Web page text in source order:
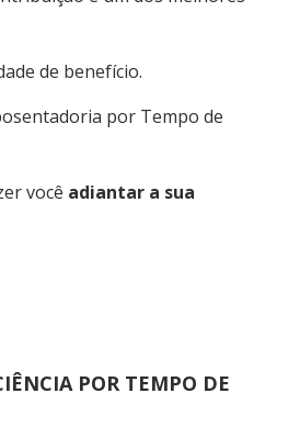
de benefício.
por Tempo de
você adiantar a sua
POR TEMPO DE